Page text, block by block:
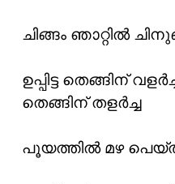
ചിങ്ങം ഞാറ്റിൽ
ഉപ്പിട്ട തെങ്ങിന്
തെങ്ങിന് തളർച്ച
പൂയത്തിൽ മഴ